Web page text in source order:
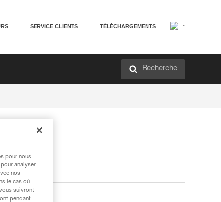
SERVICE CLIENTS TÉLÉCHARGEMENTS
Recherche
pour nous
analyser
nos
le cas où
suivront
pendant